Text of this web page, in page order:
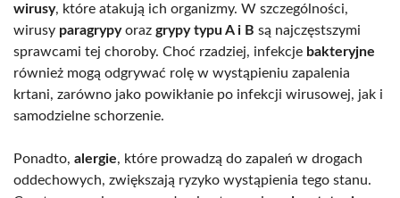
wirusy, które atakują ich organizmy. W szczególności,
wirusy paragrypyoraz grypy typu A i B są najczęstszymi
sprawcami tej choroby. Choć rzadziej, infekcje bakteryjne
również mogą odgrywać rolę w wystąpieniu zapalenia
krtani, zarówno jako powikłanie po infekcji wirusowej, jak i
samodzielne schorzenie.
Ponadto, alergie, które prowadzą do zapaleń w drogach
oddechowych, zwiększają ryzyko wystąpienia tego stanu.